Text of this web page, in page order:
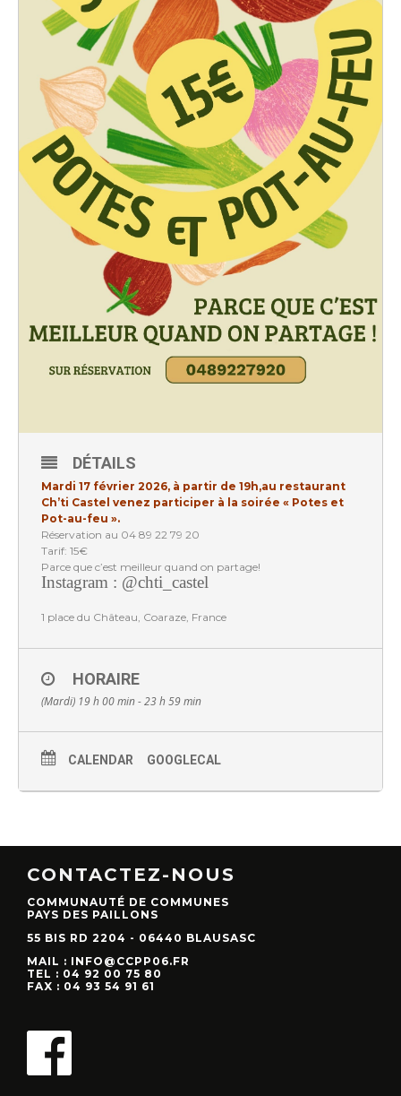
DÉTAILS
Mardi 17 février 2026, à partir de 19h,au restaurant
Ch’ti Castel venez participer à la soirée « Potes et
Pot-au-feu ».
Réservation au 04 89 22 79 20
Tarif: 15€
Parce que c’est meilleur quand on partage!
Instagram : @chti_castel
1 place du Château, Coaraze, France
HORAIRE
(Mardi) 19 h 00 min - 23 h 59 min
CALENDAR GOOGLECAL
CONTACTEZ-NOUS
COMMUNAUTÉ DE COMMUNES
PAYS DES PAILLONS
55 BIS RD 2204 - 06440 BLAUSASC
MAIL : INFO@CCPP06.FR
TEL : 04 92 00 75 80
FAX : 04 93 54 91 61